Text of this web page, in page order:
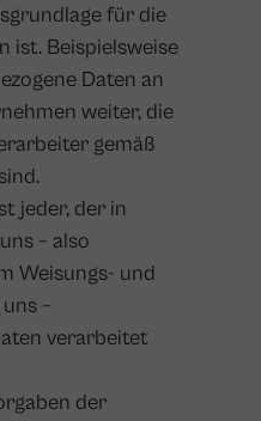
für die
ist. Beispielsweise
Daten an
weiter, die
gemäß
jeder, der in
– also
Weisungs- und
–
verarbeitet
der